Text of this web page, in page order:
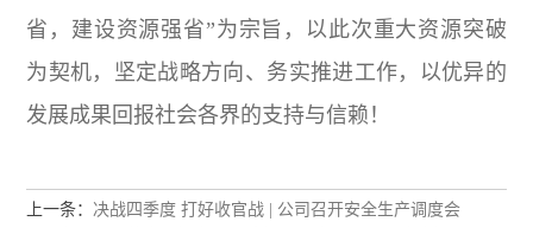
省，建设资源强省”为宗旨，以此次重大资源突破
为契机，坚定战略方向、务实推进工作，以优异的
发展成果回报社会各界的支持与信赖！
上一条： 决战四季度 打好收官战 | 公司召开安全生产调度会